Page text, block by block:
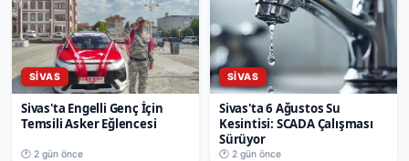
SIVAS
Sivas'ta Engelli Genç İçin
Temsili Asker Eğlencesi
🕐 2 gün önce
SIVAS
Sivas'ta 6 Ağustos Su
Kesintisi: SCADA Çalışması
Sürüyor
🕐 2 gün önce